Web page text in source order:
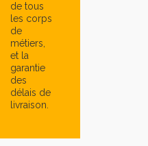
de tous
les corps
de
métiers,
et la
garantie
des
délais de
livraison.